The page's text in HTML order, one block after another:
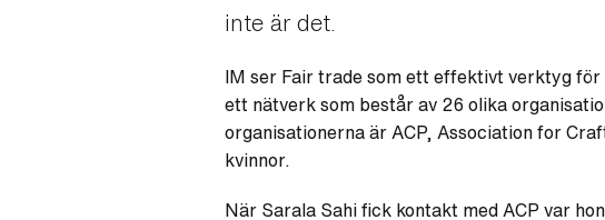
inte är det.
IM ser Fair trade som ett effektivt verktyg
ett nätverk som består av 26 olika
organisationerna är ACP, Association for
kvinnor.
När Sarala Sahi fick kontakt med ACP var